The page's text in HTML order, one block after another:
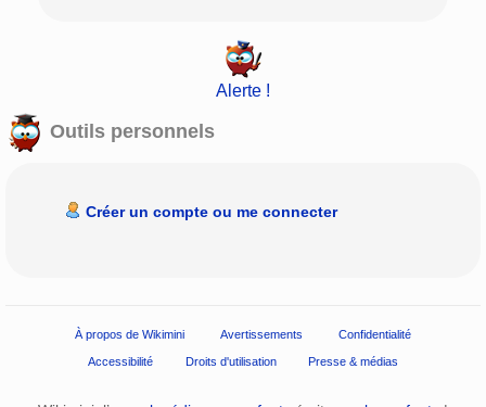
Alerte !
Outils personnels
Créer un compte ou me connecter
À propos de Wikimini Avertissements Confidentialité
Accessibilité Droits d'utilisation Presse & médias